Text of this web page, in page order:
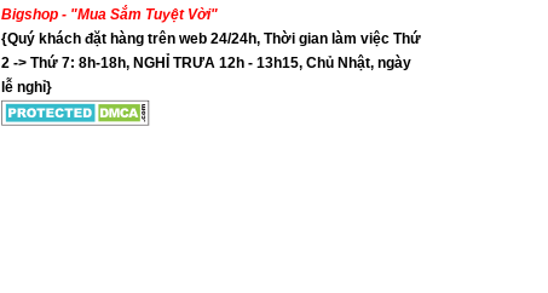
Bigshop - "Mua Sắm Tuyệt Vời"
{Quý khách đặt hàng trên web 24/24h, Thời gian làm việc Thứ
2 -> Thứ 7: 8h-18h, NGHỈ TRƯA 12h - 13h15, Chủ Nhật, ngày
lễ nghỉ}